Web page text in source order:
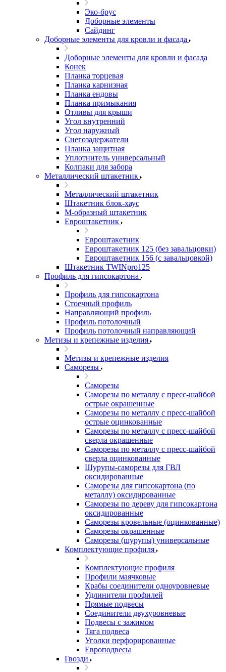
Эко-брус
Доборные элементы
Сайдинг
Доборные элементы для кровли и фасада
Доборные элементы для кровли и фасада
Конек
Планка торцевая
Планка карнизная
Планка ендовы
Планка примыкания
Отливы для крыши
Угол внутренний
Угол наружный
Снегозадержатели
Планка защитная
Уплотнитель универсальный
Колпаки для забора
Металлический штакетник
Металлический штакетник
Штакетник блок-хаус
М-образный штакетник
Евроштакетник
Евроштакетник
Евроштакетник 125 (без завальцовки)
Евроштакетник 156 (с завальцовкой)
Штакетник TWINpro125
Профиль для гипсокартона
Профиль для гипсокартона
Стоечный профиль
Направляющий профиль
Профиль потолочный
Профиль потолочный направляющий
Метизы и крепежные изделия
Метизы и крепежные изделия
Саморезы
Саморезы
Саморезы по металлу с пресс-шайбой
острые окрашенные
Саморезы по металлу с пресс-шайбой
острые оцинкованные
Саморезы по металлу с пресс-шайбой
сверла окрашенные
Саморезы по металлу с пресс-шайбой
сверла оцинкованные
Шурупы-саморезы для ГВЛ
оксидированные
Саморезы для гипсокартона (по
металлу) оксидированные
Саморезы по дереву для гипсокартона
оксидированные
Саморезы кровельные (оцинкованные)
Саморезы окрашенные
Саморезы (шурупы) универсальные
Комплектующие профиля
Комплектующие профиля
Профили маячковые
Крабы соединители одноуровневые
Удлинители профилей
Прямые подвесы
Соединители двухуровневые
Подвесы с зажимом
Тяга подвеса
Уголки перфорированные
Европодвесы
Гвозди